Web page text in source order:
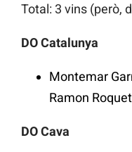
Total: 3 vins (però,
DO Catalunya
Montemar
Ramon
DO Cava